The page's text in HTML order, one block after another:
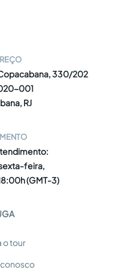
330/202
001
RJ
feira,
(GMT-3)
o tour